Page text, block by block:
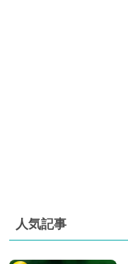
人気記事